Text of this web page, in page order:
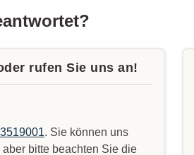
rufen Sie uns an!
. Sie können uns
bitte beachten Sie die